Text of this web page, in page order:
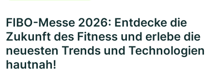
FIBO-Messe 2026: Entdecke die
Zukunft des Fitness und erlebe die
neuesten Trends und Technologien
hautnah!